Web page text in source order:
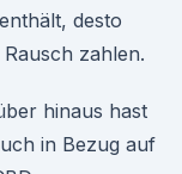
desto
zahlen.
hinaus hast
in Bezug auf